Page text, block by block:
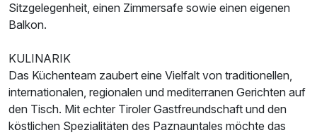
Sitzgelegenheit, einen Zimmersafe sowie einen eigenen
Balkon.
KULINARIK
Das Küchenteam zaubert eine Vielfalt von traditionellen,
internationalen, regionalen und mediterranen Gerichten auf
den Tisch. Mit echter Tiroler Gastfreundschaft und den
köstlichen Spezialitäten des Paznauntales möchte das